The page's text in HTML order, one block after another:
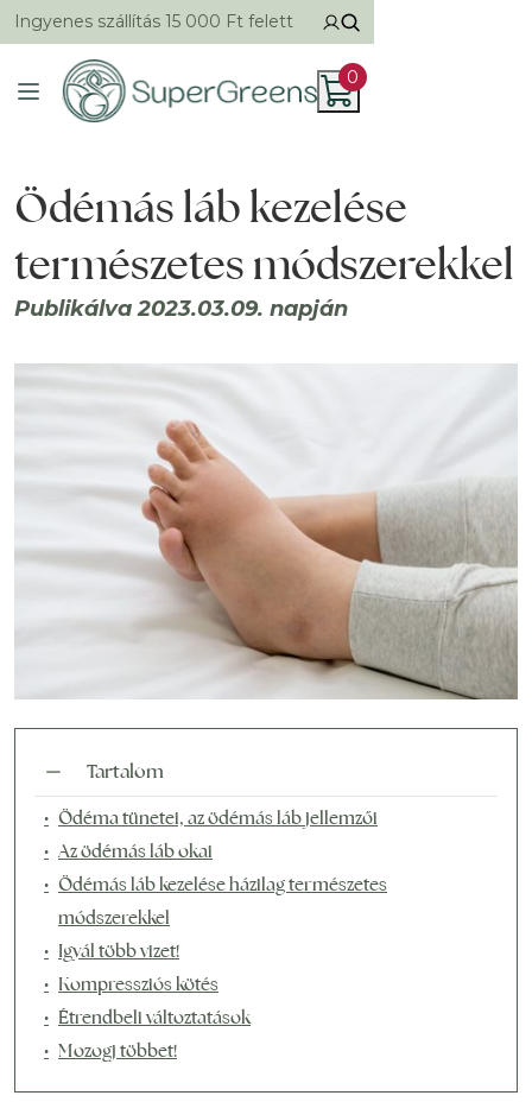
Ingyenes szállítás 15 000 Ft felett
0
Ödémás láb kezelése
természetes módszerekkel
Publikálva 2023.03.09. napján
Tartalom
Ödéma tünetei, az ödémás láb jellemzői
Az ödémás láb okai
Ödémás láb kezelése házilag természetes
módszerekkel
Igyál több vizet!
Kompressziós kötés
Étrendbeli változtatások
Mozogj többet!